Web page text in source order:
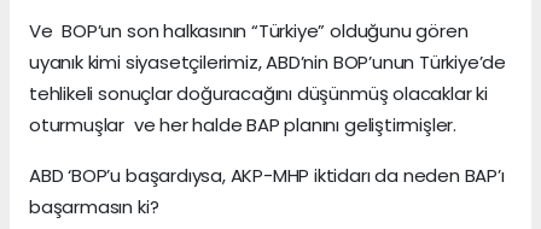
Ve BOP’un son halkasının “Türkiye” olduğunu gören
uyanık kimi siyasetçilerimiz, ABD’nin BOP’unun Türkiye’de
tehlikeli sonuçlar doğuracağını düşünmüş olacaklar ki
oturmuşlar ve her halde BAP planını geliştirmişler.
ABD ‘BOP’u başardıysa, AKP-MHP iktidarı da neden BAP’ı
başarmasın ki?